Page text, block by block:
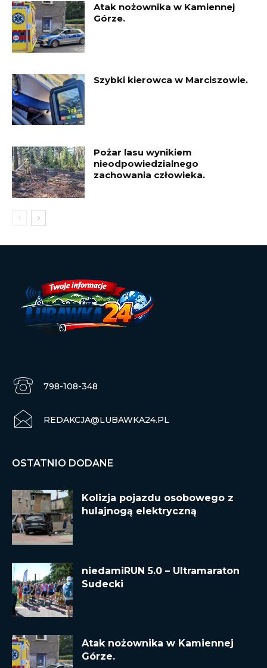
Atak nożownika w Kamiennej
Górze.
Szybki kierowca w Marciszowie.
Pożar lasu wynikiem
nieodpowiedzialnego
zachowania człowieka.
798-108-348
REDAKCJA@LUBAWKA24.PL
OSTATNIO DODANE
Kolizja pojazdu osobowego z
hulajnogą elektryczną
niedamiRUN 5.0 – Ultramaraton
Sudecki
Atak nożownika w Kamiennej
Górze.